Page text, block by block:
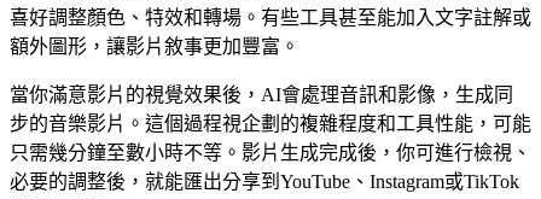
喜好調整顏色、特效和轉場。有些工具甚至能加入文字註解或
額外圖形，讓影片敘事更加豐富。
當你滿意影片的視覺效果後，AI會處理音訊和影像，生成同
步的音樂影片。這個過程視企劃的複雜程度和工具性能，可能
只需幾分鐘至數小時不等。影片生成完成後，你可進行檢視、
必要的調整後，就能匯出分享到YouTube、Instagram或TikTok